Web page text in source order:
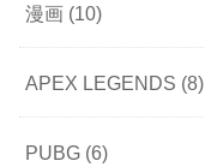
漫画 (10)
APEX LEGENDS (8)
PUBG (6)